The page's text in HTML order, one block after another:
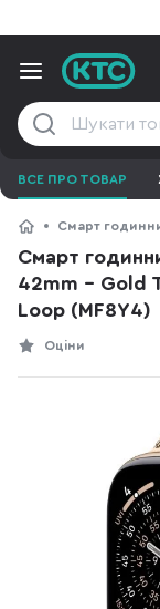
ВСЕ ПРО ТОВАР
Смарт
Смарт
42mm - Gold
Loop (MF8Y4)
Оціни